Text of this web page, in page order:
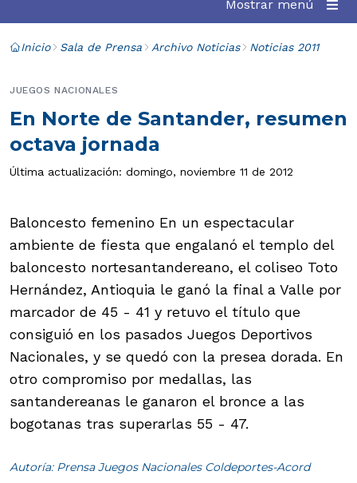
Mostrar menú
Inicio Sala de Prensa Archivo Noticias Noticias 2011
En Norte de Santander, resumen
octava jornada
JUEGOS NACIONALES
Última actualización: domingo, noviembre 11 de 2012
Baloncesto femenino En un espectacular
ambiente de fiesta que engalanó el templo del
baloncesto nortesantandereano, el coliseo Toto
Hernández, Antioquia le ganó la final a Valle por
marcador de 45 - 41 y retuvo el título que
consiguió en los pasados Juegos Deportivos
Nacionales, y se quedó con la presea dorada. En
otro compromiso por medallas, las
santandereanas le ganaron el bronce a las
bogotanas tras superarlas 55 - 47.
Autoría: Prensa Juegos Nacionales Coldeportes-Acord